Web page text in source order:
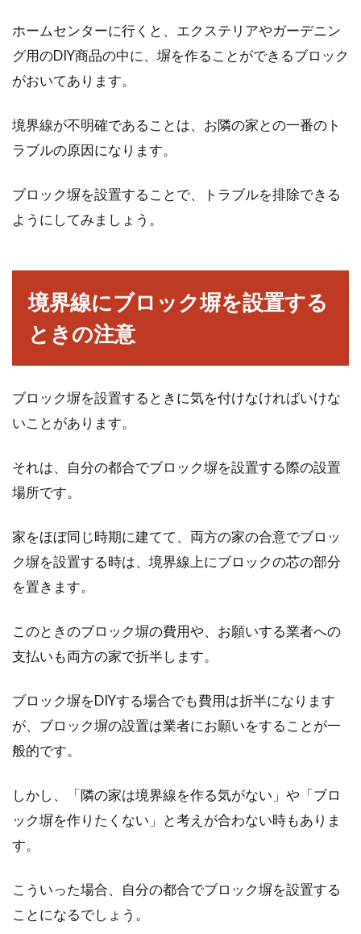
違いと異なる理由は？
普段郵便物や身分証明等に使用している住所で
尋ねられるこ...
地目が田である土地に住宅を建築す
ることはできる？
これから所有している農地を活用したり、土地
の注意点や予防策を知ろう
隣人関係には特に配慮したいものです。しか
し、新築後...
九州の面積の約2倍！広大な北海道
の人々の生活実態を学ぶ
日本の最北端に位置する北海道は、九州の約2
倍の面積を誇る、日本一大きな都道府県です。
よく、「北海...
地目変更登記とは一体何？どんな流
るでしょうか。土地は、利用する上でその利用
目的を決...
ホームセンターに行くと、エクステリアやガーデニン
グ用のDIY商品の中に、塀を作ることができるブロック
がおいてあります。
境界線が不明確であることは、お隣の家との一番のト
ラブルの原因になります。
ブロック塀を設置することで、トラブルを排除できる
ようにしてみましょう。
境界線にブロック塀を設置する
ときの注意
ブロック塀を設置するときに気を付けなければいけな
いことがあります。
それは、自分の都合でブロック塀を設置する際の設置
場所です。
家をほぼ同じ時期に建てて、両方の家の合意でブロッ
ク塀を設置する時は、境界線上にブロックの芯の部分
を置きます。
このときのブロック塀の費用や、お願いする業者への
支払いも両方の家で折半します。
ブロック塀をDIYする場合でも費用は折半になります
が、ブロック塀の設置は業者にお願いをすることが一
般的です。
しかし、「隣の家は境界線を作る気がない」や「ブロ
ック塀を作りたくない」と考えが合わない時もありま
す。
こういった場合、自分の都合でブロック塀を設置する
ことになるでしょう。